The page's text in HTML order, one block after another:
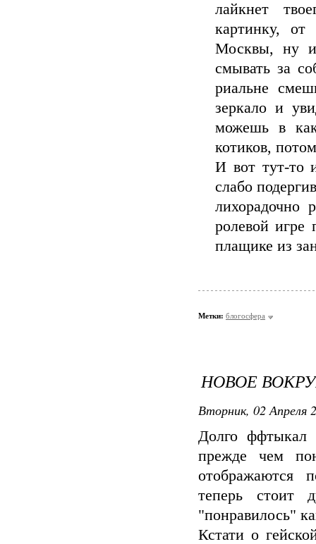
лайкнет
картинку, от
Москвы, ну и
смывать за
риальне
зеркало и
можешь в
котиков,
И вот тут-то
слабо
лихорадочно
ролевой игре
плащике из
Метки: блогосфера
НОВОЕ
Вторник, 02 Апреля
Долго ффтыкал
прежде чем
отображаются
теперь стоит
"понравилось"
Кстати о